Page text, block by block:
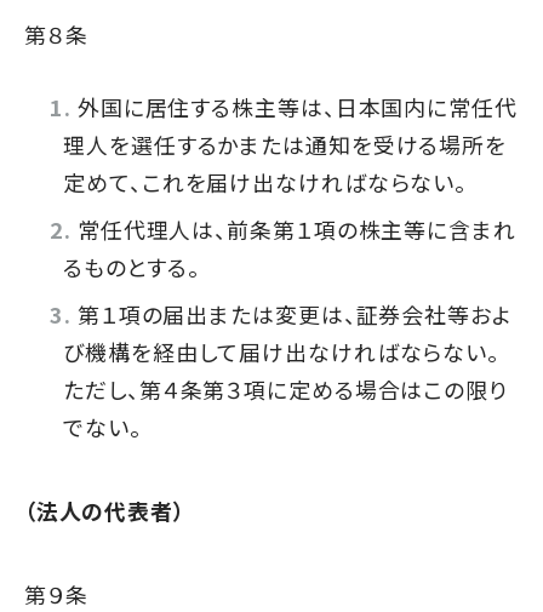
第８条
外国に居住する株主等は、日本国内に常任代
理人を選任するかまたは通知を受ける場所を
定めて、これを届け出なければならない。
常任代理人は、前条第１項の株主等に含まれ
るものとする。
第１項の届出または変更は、証券会社等およ
び機構を経由して届け出なければならない。
ただし、第４条第３項に定める場合はこの限り
でない。
（法人の代表者）
第９条